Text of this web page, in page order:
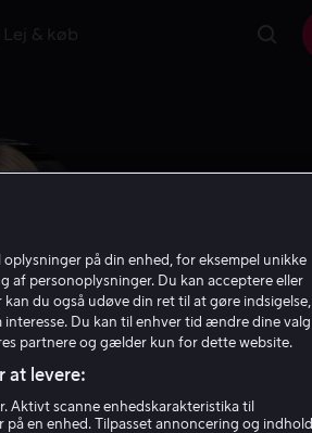
Lej & køb
på din enhed, for eksempel unikke
af personoplysninger. Du kan acceptere eller
du også udøve din ret til at gøre indsigelse,
Du kan til enhver tid ændre dine valg
partnere og gælder kun for dette website.
at levere:
Aktivt scanne enhedskarakteristika til
en enhed. Tilpasset annoncering og indhold,